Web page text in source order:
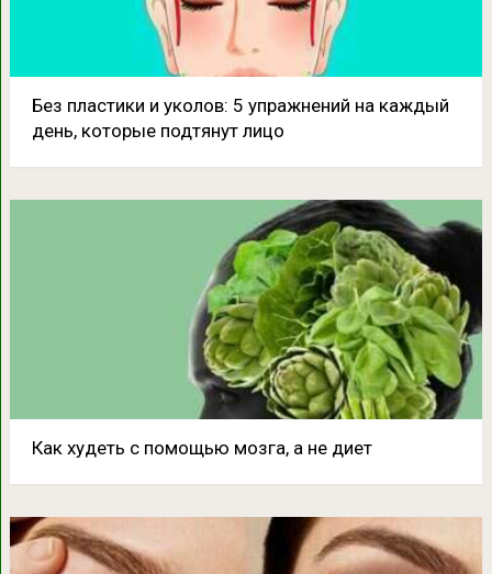
Без пластики и уколов:​ 5 упражнений на каждый
день, которые подтянут лицо
Как худеть с помощью мозга, а не диет